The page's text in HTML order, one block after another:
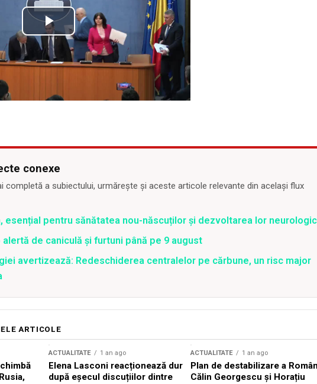
conexe
completă a subiectului, urmărește și aceste articole relevante din același flux
esențial pentru sănătatea nou-născuților și dezvoltarea lor
alertă de caniculă și furtuni până pe 9 august
avertizează: Redeschiderea centralelor pe cărbune, un risc major
ARTICOLE
ACTUALITATE 1 an ago
Elena Lasconi reacționează dur
după eșecul discuțiilor dintre
ACTUALITATE 1 an ago
Plan de destabilizare a
Călin Georgescu și Horațiu